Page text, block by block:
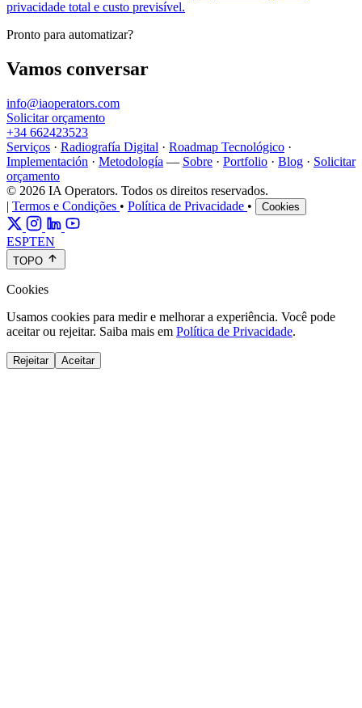
privacidade total e custo previsível.
Pronto para automatizar?
Vamos conversar
info@iaoperators.com
Solicitar orçamento
+34 662423523
Serviços · Radiografía Digital · Roadmap Tecnológico ·
Implementación · Metodología — Sobre · Portfolio · Blog · Solicitar
orçamento
© 2026 IA Operators. Todos os direitos reservados.
| Termos e Condições • Política de Privacidade • Cookies
ESPTEN
TOPO
Cookies
Usamos cookies para medir e melhorar a experiência. Você pode
aceitar ou rejeitar. Saiba mais em Política de Privacidade.
Rejeitar Aceitar